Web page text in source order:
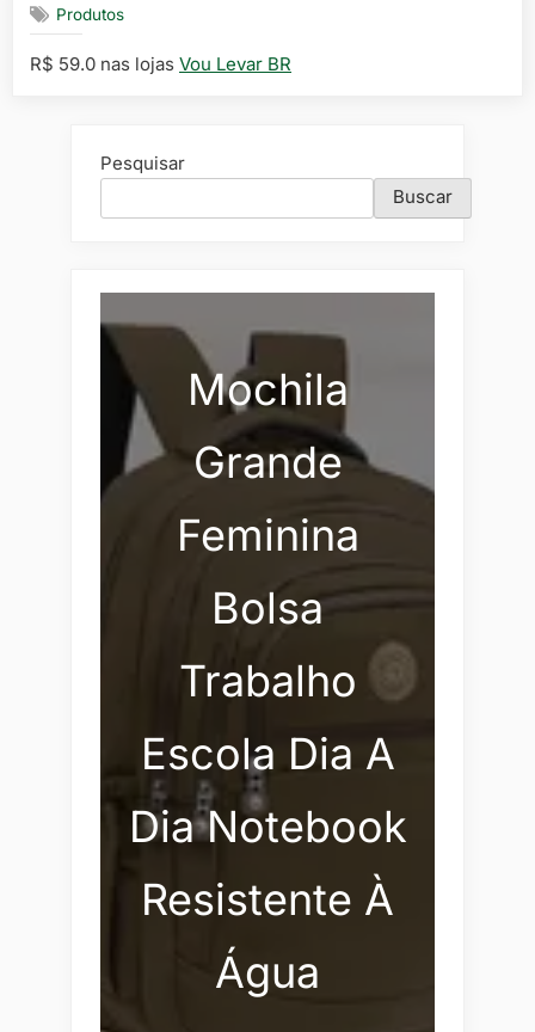
Produtos
R$ 59.0 nas lojas Vou Levar BR
Pesquisar
Buscar
Mochila
Grande
Feminina
Bolsa
Trabalho
Escola Dia A
Dia Notebook
Resistente À
Água